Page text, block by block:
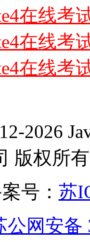
在线
在线
在线
2026
版权所有
号： 苏
公网安备